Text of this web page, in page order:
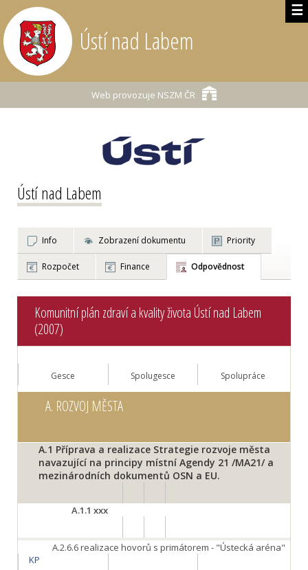
☰
Ústí nad Labem
Web provozuje NSZM ČR
Ústí nad Labem
Info Zobrazení dokumentu Priority
Rozpočet Finance Odpovědnost
Komunitní plán zdraví a kvality života Ústí nad Labem
(2007)
Gesce Spolugesce Spolupráce
A. ROZVOJ MĚSTA
A.1 Příprava a realizace Strategie rozvoje města
navazující na principy místní Agendy 21 /MA21/ a
mezinárodních dokumentů OSN a EU.
A.1.1 xxx
A.2.6.6realizace hovorů s primátorem - "Ústecká aréna"
KP